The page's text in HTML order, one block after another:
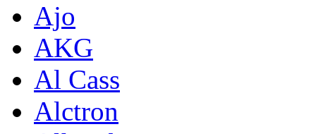
Ajo
AKG
Al Cass
Alctron